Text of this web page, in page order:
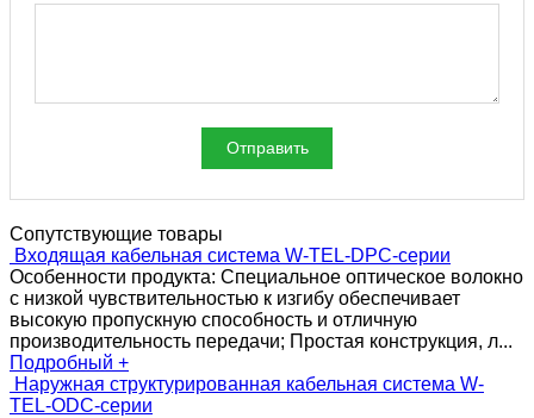
Отправить
Сопутствующие товары
Входящая кабельная система W-TEL-DPC-серии
Особенности продукта: Специальное оптическое волокно
с низкой чувствительностью к изгибу обеспечивает
высокую пропускную способность и отличную
производительность передачи; Простая конструкция, л...
Подробный +
Наружная структурированная кабельная система W-
TEL-ODC-серии